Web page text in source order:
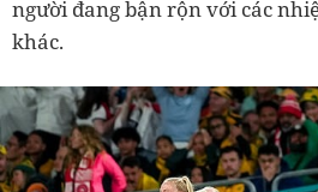
người đang bận rộn với các
khác.